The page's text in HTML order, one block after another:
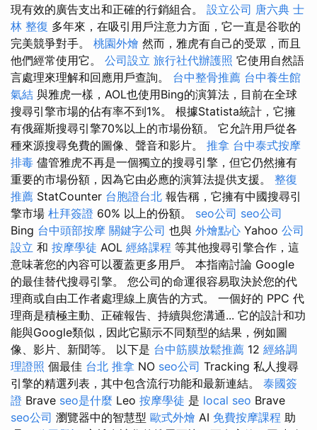
現有效的廣告支出和正確的行銷組合。 設立公司 唐六典 士
林 整復 多年來，在吸引用戶注意力方面，它一直是谷歌的
完美競爭對手。 桃園外燴 然而，雅虎有自己的受眾，而且
他們經常使用它。 公司設立 旅行社代辦護照 它使用自然語
言處理來理解和回應用戶查詢。 台中整骨推薦 台中養生館
氣結 與雅虎一樣，AOL也使用Bing的演算法，目前在全球
搜尋引擎市場的佔有率不到1%。 根據Statista統計，它擁
有俄羅斯搜尋引擎70%以上的市場份額。 它允許用戶從各
種來源搜尋免費的圖像、聲音和影片。 推拿 台中泰式按摩
排毒 儘管雅虎不再是一個獨立的搜尋引擎，但它仍然擁有
重要的市場份額，因為它由必應的演算法提供支援。 整復
推薦 StatCounter 台胞證台北 報告稱，它擁有中國搜尋引
擎市場 杜拜簽證 60% 以上的份額。 seo公司 seo公司
Bing 台中頭部按摩 關鍵字公司 也與 外燴點心 Yahoo 公司
設立 和 按摩學徒 AOL 經絡課程 等其他搜尋引擎合作，這
意味著您的內容可以覆蓋更多用戶。 本指南討論 Google
的最佳替代搜尋引擎。 您公司的命運很容易取決於您的代
理商或自由工作者處理線上廣告的方式。 一個好的 PPC 代
理商是積極主動、正確報告、持續與您溝通... 它的設計和功
能與Google類似，因此它顯示不同類型的結果，例如圖
像、影片、新聞等。 以下是 台中筋膜放鬆推薦 12 經絡調
理證照 個最佳 台北 推拿 NO seo公司 Tracking 私人搜尋
引擎的精選列表，其中包含流行功能和最新連結。 泰國簽
證 Brave seo是什麼 Leo 按摩學徒 是 local seo Brave
seo公司 瀏覽器中的智慧型 歐式外燴 AI 免費按摩課程 助